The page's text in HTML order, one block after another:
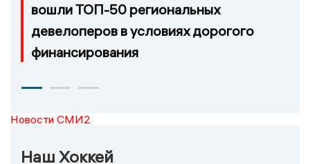
вошли ТОП-50 региональных
девелоперов в условиях дорогого
финансирования
Новости СМИ2
Наш Хоккей